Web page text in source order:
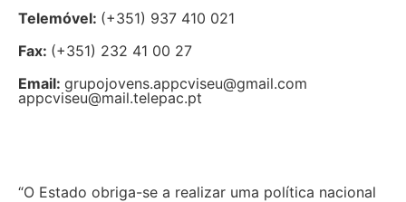
Telemóvel: (+351) 937 410 021
Fax: (+351) 232 41 00 27
Email: grupojovens.appcviseu@gmail.com
appcviseu@mail.telepac.pt
“O Estado obriga-se a realizar uma política nacional